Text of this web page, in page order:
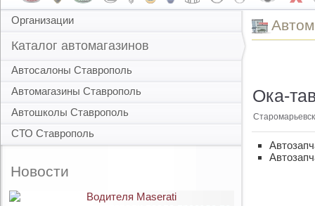
Организации
Каталог автомагазинов
Автосалоны Ставрополь
Автомагазины Ставрополь
Автошколы Ставрополь
СТО Ставрополь
Новости
Водителя Maserati
Ока-